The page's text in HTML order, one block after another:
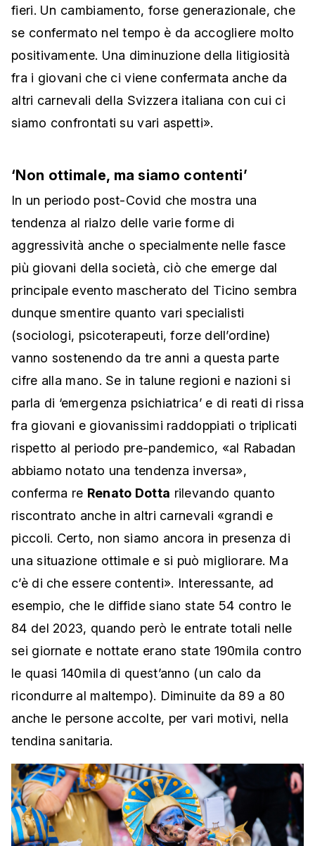
fieri. Un cambiamento, forse generazionale, che
se confermato nel tempo è da accogliere molto
positivamente. Una diminuzione della litigiosità
fra i giovani che ci viene confermata anche da
altri carnevali della Svizzera italiana con cui ci
siamo confrontati su vari aspetti».
‘Non ottimale, ma siamo contenti’
In un periodo post-Covid che mostra una
tendenza al rialzo delle varie forme di
aggressività anche o specialmente nelle fasce
più giovani della società, ciò che emerge dal
principale evento mascherato del Ticino sembra
dunque smentire quanto vari specialisti
(sociologi, psicoterapeuti, forze dell’ordine)
vanno sostenendo da tre anni a questa parte
cifre alla mano. Se in talune regioni e nazioni si
parla di ‘emergenza psichiatrica’ e di reati di rissa
fra giovani e giovanissimi raddoppiati o triplicati
rispetto al periodo pre-pandemico, «al Rabadan
abbiamo notato una tendenza inversa»,
conferma re Renato Dotta rilevando quanto
riscontrato anche in altri carnevali «grandi e
piccoli. Certo, non siamo ancora in presenza di
una situazione ottimale e si può migliorare. Ma
c’è di che essere contenti». Interessante, ad
esempio, che le diffide siano state 54 contro le
84 del 2023, quando però le entrate totali nelle
sei giornate e nottate erano state 190mila contro
le quasi 140mila di quest’anno (un calo da
ricondurre al maltempo). Diminuite da 89 a 80
anche le persone accolte, per vari motivi, nella
tendina sanitaria.